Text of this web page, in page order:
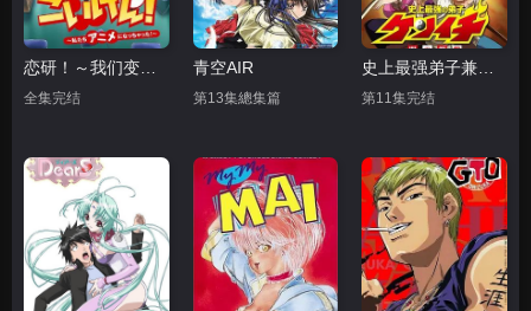
恋研！～我们变成动画啦！
全集完结
青空AIR
第13集總集篇
史上最强弟子兼一 暗之袭击
第11集完结